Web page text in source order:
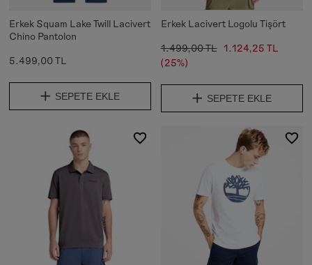
Erkek Squam Lake Twill Lacivert
Chino Pantolon
5.499,00 TL
SEPETE EKLE
Erkek Lacivert Logolu Tişört
1.499,00 TL 1.124,25 TL
(25%)
SEPETE EKLE